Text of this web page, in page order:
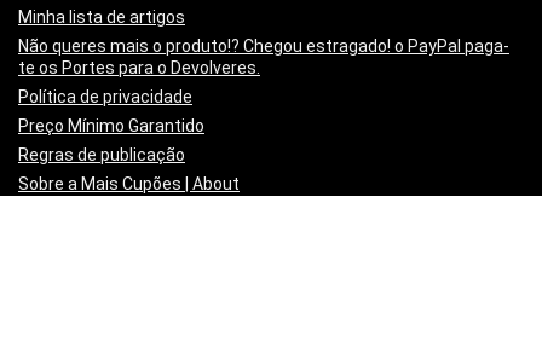
Minha lista de artigos
Não queres mais o produto!? Chegou estragado! o PayPal paga-
te os Portes para o Devolveres.
Política de privacidade
Preço Mínimo Garantido
Regras de publicação
Sobre a Mais Cupões | About